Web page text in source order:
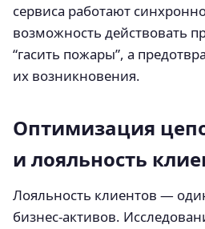
сервиса работают
возможность действовать
“гасить пожары”, а
их возникновения.
Оптимизация
и лояльность
Лояльность клиентов —
бизнес-активов.